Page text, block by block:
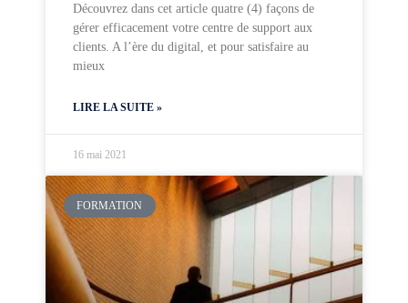
Découvrez dans cet article quatre (4) façons de
gérer efficacement votre centre de support aux
clients. A l’ère du digital, et pour satisfaire au
mieux
LIRE LA SUITE »
16 mai 2021
FORMATION